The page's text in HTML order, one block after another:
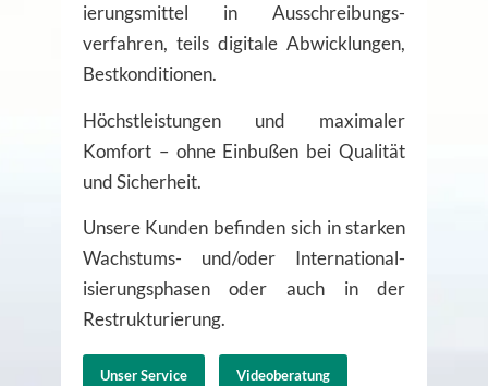
ierungs­mittel in Aus­schreibungs­
verfahren, teils digitale Ab­wicklungen,
Best­konditionen.
Höchst­leistungen und maxi­maler
Komfort – ohne Ein­bußen bei Qualität
und Sicher­heit.
Unsere Kunden befinden sich in starken
Wachs­tums- und/oder International­
isierungs­phasen oder auch in der
Restruktur­ierung.
Unser Service Videoberatung